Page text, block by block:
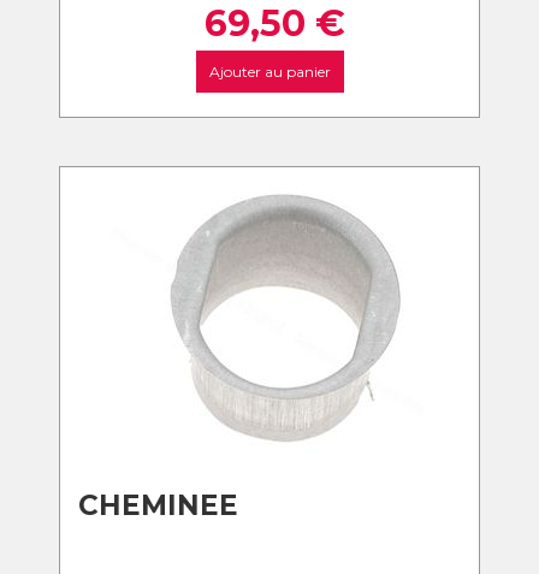
69,50 €
Ajouter au panier
CHEMINEE